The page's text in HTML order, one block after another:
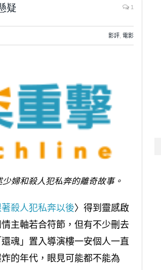
疑 1
影評, 電影
婦和殺人犯私奔的離奇故事。
殺人犯私奔以後〉得到靈感啟
主軸若合符節，但有不少刪去
魂」置入導演樓一安個人一直
的年代，眼見可能都不能為